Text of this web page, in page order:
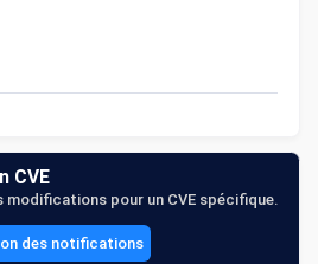
CVE
pour un CVE spécifique.
des notifications